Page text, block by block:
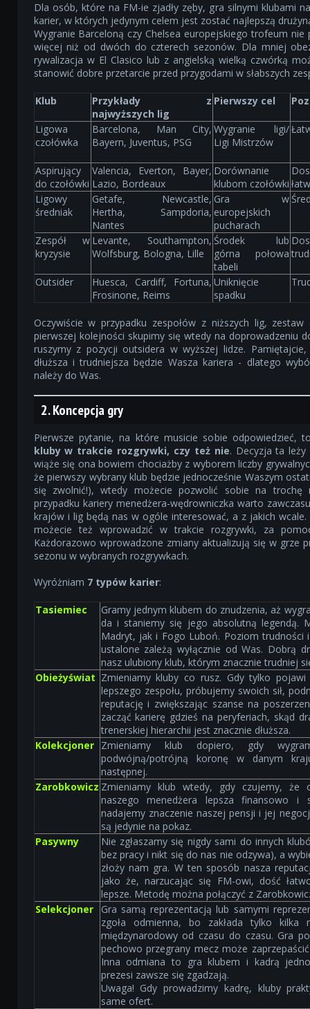
Dla osób, które na FM-ie zjadły zęby, gra silnymi klubami
karier, w których jedynym celem jest zostać najlepszą
Wygranie Barceloną czy Chelsea europejskiego trofeum
więcej niż od dwóch do czterech sezonów. Dla mniej
rywalizacja w El Clasico lub z angielską wielką czwórką
stanowić dobre przetarcie przed przygodami w słabszych
Klub
Przykłady z
najwyższych lig
Pierwszy cel
Ligowa
czołówka
Barcelona, Man City,
Bayern, Juventus, PSG
Wygranie ligi/
Ligi Mistrzów
Aspirujący
do czołówki
Valencia, Everton, Bayer,
Lazio, Bordeaux
Dorównanie
klubom czołówki
Ligowy
średniak
Getafe, Newcastle,
Hertha, Sampdoria,
Nantes
Gra w
europejskich
pucharach
Zespół w
kryzysie
Levante, Southampton,
Wolfsburg, Bologna, Lille
Środek lub
górna połowa
tabeli
Outsider
Huesca, Cardiff, Fortuna,
Frosinone, Reims
Uniknięcie
spadku
Oczywiście w przypadku zespołów z niższych lig,
pierwszej kolejności skupimy się wtedy na doprowadzeniu
ruszymy z pozycji outsidera w wyższej lidze.
dłuższa i trudniejsza będzie Wasza kariera - dlatego
należy do Was.
2. Koncepcja gry
Pierwsze pytanie, na które musicie sobie odpowiedzieć,
kluby w trakcie rozgrywki, czy też nie. Decyzja ta
wiąże się ona bowiem chociażby z wyborem liczby
że pierwszy wybrany klub będzie jednocześnie Waszym
się zwolnić!), wtedy możecie pozwolić sobie na trochę
przypadku kariery menedżera-wędrowniczka warto
krajów i lig będą nas w ogóle interesować, a z jakich wcale.
możecie też wprowadzić w trakcie rozgrywki, za
Każdorazowo wprowadzone zmiany aktualizują się w grze
sezonu w wybranych rozgrywkach.
Wyróżniam 7 typów karier:
Tasiemiec
Gramy jednym klubem do znudzenia, aż
da i staniemy się jego absolutną legendą.
Madryt, jak i Fogo Luboń. Poziom trudności
ustalone zależą wyłącznie od Was. Dobrą
nasz ulubiony klub, którym znacznie trudniej
Obieżyświat Zmieniamy kluby co rusz. Gdy tylko
lepszego zespołu, próbujemy swoich sił,
reputację i zwiększając szanse na
zacząć karierę gdzieś na peryferiach, skąd
trenerskiej hierarchii jest znacznie dłuższa.
Kolekcjoner
Zmieniamy klub dopiero, gdy
podwójną/potrójną koronę w danym
następnej.
Zarobkowicz Zmieniamy klub wtedy, gdy czujemy, że
naszego menedżera lepsza finansowo
nadajemy znaczenie naszej pensji i jej
są jedynie na pokaz.
Pasywny
Nie zgłaszamy się nigdy sami do innych
bez pracy i nikt się do nas nie odzywa), a
złoży nam gra. W ten sposób nasza
jako że, narzucając się FM-owi, dość
lepsze. Metodę można połączyć z
Selekcjoner
Gra samą reprezentacją lub samymi
zgoła odmienna, bo zakłada tylko
międzynarodowy od czasu do czasu. Gra
pechowo przegrany mecz może
Inna odmiana to gra klubem i kadrą
prezesi zawsze się zgadzają.
Uwaga! Gdy prowadzimy kadrę, kluby
same ofert.